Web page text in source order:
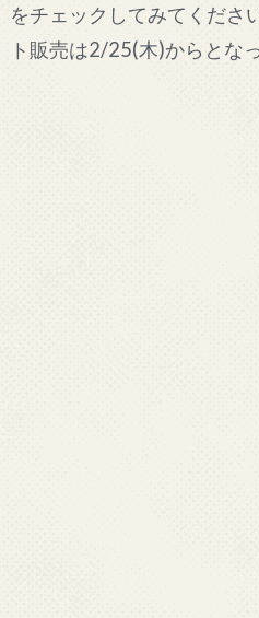
をチェックしてみてくださ
ト販売は2/25(木)からとな